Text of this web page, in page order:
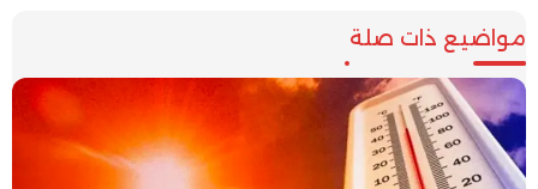
مواضيع ذات صلة